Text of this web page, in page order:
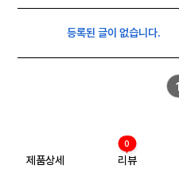
등록된 글이 없습니다.
1
제품상세 리뷰
0